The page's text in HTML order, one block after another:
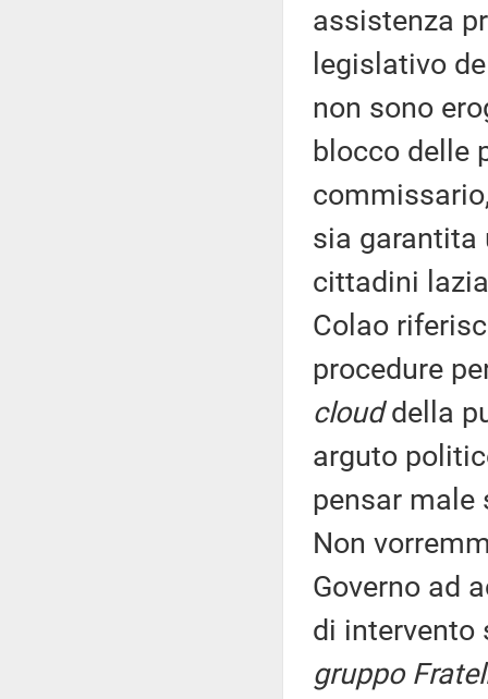
assistenza
legislativo
non sono
blocco delle
sia garantita
cittadini
Colao
procedure
clouddella
arguto
pensar male
Non
Governo ad
di
gruppo